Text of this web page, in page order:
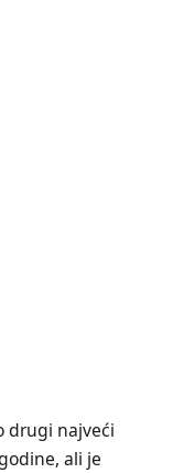
drugi najveći
ali je